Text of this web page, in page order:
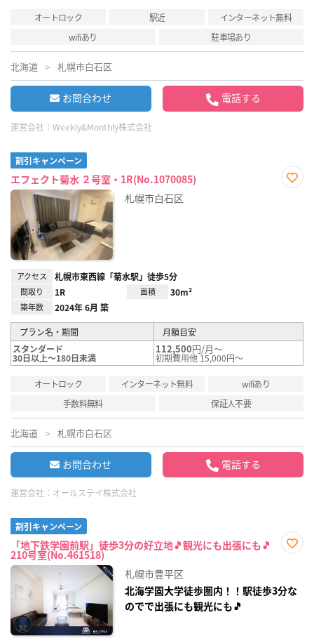
オートロック 駅近
インターネット無料
wifiあり
駐車場あり
北海道 札幌市白石区
お問合わせ 電話する
運営会社： Weekly&Monthly株式会社
割引キャンペーン
エフェクト菊水 ２号室・1R(No.1070085)
札幌市白石区
アクセス 札幌市東西線「菊水駅」徒歩5分
間取り 1R 面積 30m²
築年数 2024年 6月 築
プラン名・期間
月額目安
スタンダード
30日以上～180日未満
112,500円/月～
初期費用他 15,000円～
オートロック インターネット無料
wifiあり
手数料無料
保証人不要
北海道 札幌市白石区
お問合わせ 電話する
運営会社： オールステイ株式会社
割引キャンペーン
「地下鉄学園前駅」徒歩3分の好立地🎵観光にも出張にも🎵
210号室(No.461518)
録
札幌市豊平区
北海学園大学徒歩圏内！！駅徒歩3分な
のでで出張にも観光にも🎵